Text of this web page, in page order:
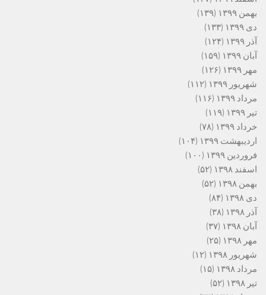
بهمن ۱۳۹۹
(۱۳۹)
دی ۱۳۹۹
(۱۳۳)
آذر ۱۳۹۹
(۱۲۴)
آبان ۱۳۹۹
(۱۵۹)
مهر ۱۳۹۹
(۱۲۶)
شهریور ۱۳۹۹
(۱۱۲)
مرداد ۱۳۹۹
(۱۱۶)
تیر ۱۳۹۹
(۱۱۹)
خرداد ۱۳۹۹
(۷۸)
اردیبهشت ۱۳۹۹
(۱۰۴)
فروردین ۱۳۹۹
(۱۰۰)
اسفند ۱۳۹۸
(۵۲)
بهمن ۱۳۹۸
(۵۲)
دی ۱۳۹۸
(۸۴)
آذر ۱۳۹۸
(۳۸)
آبان ۱۳۹۸
(۳۷)
مهر ۱۳۹۸
(۲۵)
شهریور ۱۳۹۸
(۱۲)
مرداد ۱۳۹۸
(۱۵)
تیر ۱۳۹۸
(۵۲)